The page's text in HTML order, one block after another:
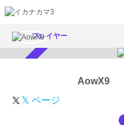
プレイヤー
AowX9
𝕏 ページ